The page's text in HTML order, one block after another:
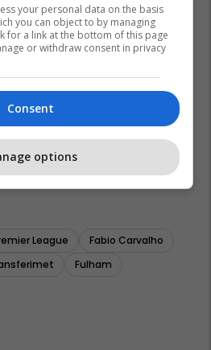
League
Fabio Carvalho
Fulham
your personal data on the basis
you can object to by managing
for a link at the bottom of this page
or withdraw consent in privacy
Consent
options